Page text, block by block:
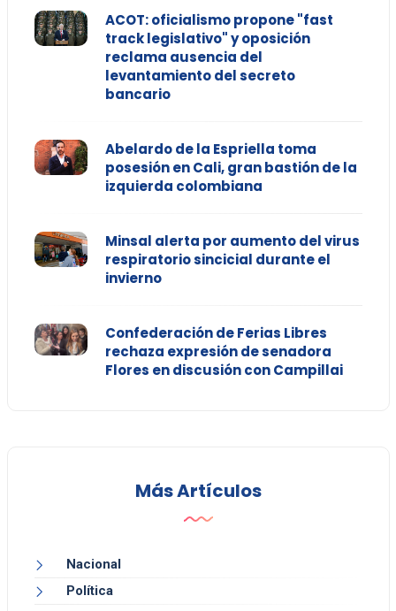
ACOT: oficialismo propone "fast
track legislativo" y oposición
reclama ausencia del
levantamiento del secreto
bancario
Abelardo de la Espriella toma
posesión en Cali, gran bastión de la
izquierda colombiana
Minsal alerta por aumento del virus
respiratorio sincicial durante el
invierno
Confederación de Ferias Libres
rechaza expresión de senadora
Flores en discusión con Campillai
Más Artículos
Nacional
Política